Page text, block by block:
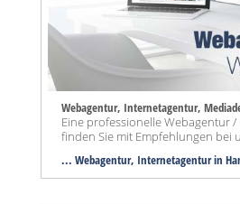
Webagentur, Internetagentur,
Eine professionelle Webagentur
finden Sie mit Empfehlungen bei
... Webagentur, Internetagentur in